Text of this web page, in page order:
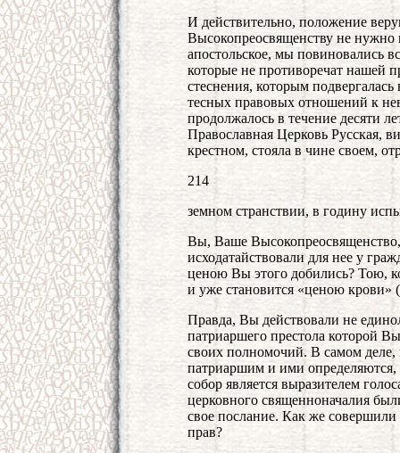
И действительно, положение
Высокопреосвященству не нужно
апостольское, мы повиновались
которые не противоречат нашей
стеснения, которым
тесных правовых отношений к
продолжалось в течение десяти
Православная Церковь Русская,
крестном, стояла в чине своем,
214
земном странствии, в годину
Вы, Ваше
исходатайствовали для нее у
ценою Вы этого добились? Тою,
и уже становится «ценою
Правда, Вы действовали не
патриаршего престола которой
своих полномочий. В самом
патриаршим и ими определяются,
собор является выразителем
церковного священноначалия
свое послание. Как же
прав?